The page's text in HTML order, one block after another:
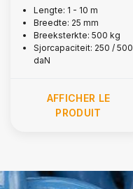
500 kg
Lengte: 1 - 10 m
Breedte: 25 mm
Breeksterkte: 500 kg
Sjorcapaciteit: 250 / 500
daN
AFFICHER LE
PRODUIT